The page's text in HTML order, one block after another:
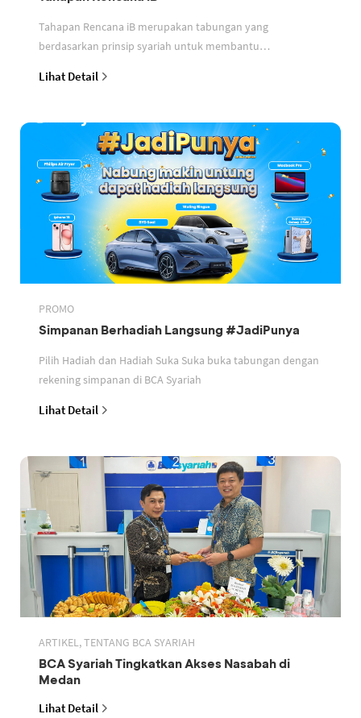
Tahapan Rencana iB merupakan tabungan yang
berdasarkan prinsip syariah untuk membantu
Lihat Detail
PROMO
Simpanan Berhadiah Langsung #JadiPunya
Pilih Hadiah dan Hadiah Suka Suka buka tabungan dengan
rekening simpanan di BCA Syariah
Lihat Detail
ARTIKEL, TENTANG BCA SYARIAH
BCA Syariah Tingkatkan Akses Nasabah di
Medan
Lihat Detail